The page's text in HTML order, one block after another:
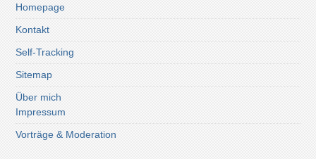
Homepage
Kontakt
Self-Tracking
Sitemap
Über mich
Impressum
Vorträge & Moderation